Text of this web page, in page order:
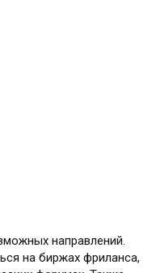
направлений.
на биржах фриланса,